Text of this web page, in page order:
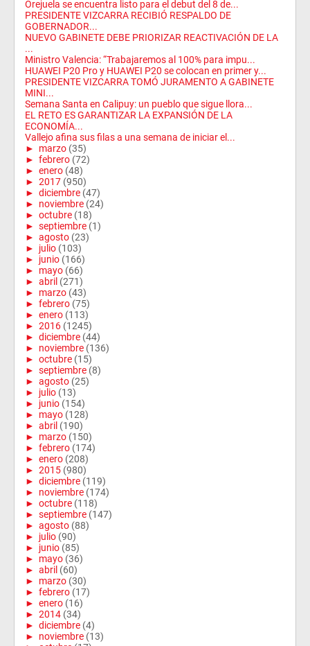
Orejuela se encuentra listo para el debut del 8 de...
PRESIDENTE VIZCARRA RECIBIÓ RESPALDO DE
GOBERNADOR...
NUEVO GABINETE DEBE PRIORIZAR REACTIVACIÓN DE LA
...
Ministro Valencia: “Trabajaremos al 100% para impu...
HUAWEI P20 Pro y HUAWEI P20 se colocan en primer y...
PRESIDENTE VIZCARRA TOMÓ JURAMENTO A GABINETE
MINI...
Semana Santa en Calipuy: un pueblo que sigue llora...
EL RETO ES GARANTIZAR LA EXPANSIÓN DE LA
ECONOMÍA...
Vallejo afina sus filas a una semana de iniciar el...
► marzo (35)
► febrero (72)
► enero (48)
► 2017 (950)
► diciembre (47)
► noviembre (24)
► octubre (18)
► septiembre (1)
► agosto (23)
► julio (103)
► junio (166)
► mayo (66)
► abril (271)
► marzo (43)
► febrero (75)
► enero (113)
► 2016 (1245)
► diciembre (44)
► noviembre (136)
► octubre (15)
► septiembre (8)
► agosto (25)
► julio (13)
► junio (154)
► mayo (128)
► abril (190)
► marzo (150)
► febrero (174)
► enero (208)
► 2015 (980)
► diciembre (119)
► noviembre (174)
► octubre (118)
► septiembre (147)
► agosto (88)
► julio (90)
► junio (85)
► mayo (36)
► abril (60)
► marzo (30)
► febrero (17)
► enero (16)
► 2014 (34)
► diciembre (4)
► noviembre (13)